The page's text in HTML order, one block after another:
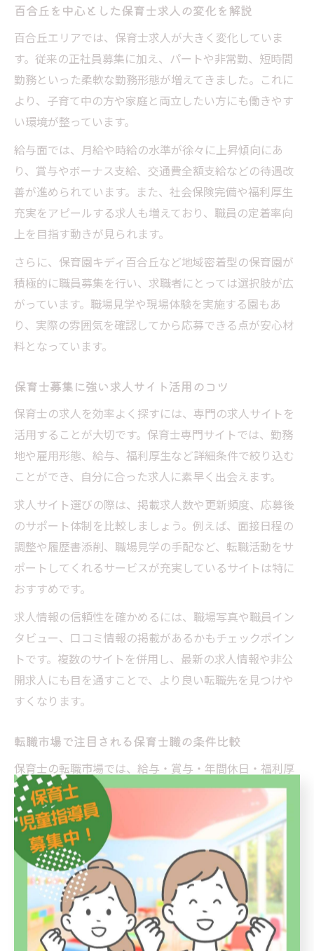
百合丘を中心とした保育士求人の変化を解説
百合丘エリアでは、保育士求人が大きく変化していま
す。従来の正社員募集に加え、パートや非常勤、短時間
勤務といった柔軟な勤務形態が増えてきました。これに
より、子育て中の方や家庭と両立したい方にも働きやす
い環境が整っています。
給与面では、月給や時給の水準が徐々に上昇傾向にあ
り、賞与やボーナス支給、交通費全額支給などの待遇改
善が進められています。また、社会保険完備や福利厚生
充実をアピールする求人も増えており、職員の定着率向
上を目指す動きが見られます。
さらに、保育園キディ百合丘など地域密着型の保育園が
積極的に職員募集を行い、求職者にとっては選択肢が広
がっています。職場見学や現場体験を実施する園もあ
り、実際の雰囲気を確認してから応募できる点が安心材
料となっています。
保育士募集に強い求人サイト活用のコツ
保育士の求人を効率よく探すには、専門の求人サイトを
活用することが大切です。保育士専門サイトでは、勤務
地や雇用形態、給与、福利厚生など詳細条件で絞り込む
ことができ、自分に合った求人に素早く出会えます。
求人サイト選びの際は、掲載求人数や更新頻度、応募後
のサポート体制を比較しましょう。例えば、面接日程の
調整や履歴書添削、職場見学の手配など、転職活動をサ
ポートしてくれるサービスが充実しているサイトは特に
おすすめです。
求人情報の信頼性を確かめるには、職場写真や職員イン
タビュー、口コミ情報の掲載があるかもチェックポイン
トです。複数のサイトを併用し、最新の求人情報や非公
開求人にも目を通すことで、より良い転職先を見つけや
すくなります。
転職市場で注目される保育士職の条件比較
保育士の転職市場では、給与・賞与・年間休日・福利厚
生充実度などが重視される条件となっています。特に百
合丘周辺では、月給や時給のベースアップや、社会保険
完備、交通費全額支給、産休・育休制度の整備などが注
目ポイントです。
具体的な条件を比較する際は、正社員とパート・アルバ
イトの違い、ボーナスや賞与の有無、週休二日制の導入
状況、残業の有無などを総合的に確認することが重要で
す。自分のライフスタイルやキャリアプランに合った条